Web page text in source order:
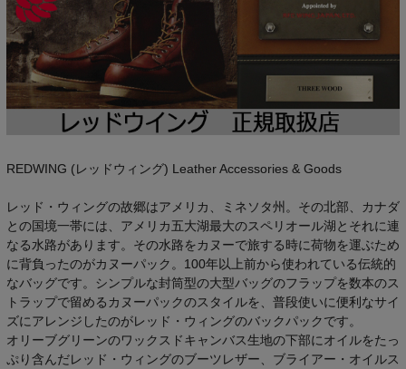
REDWING (レッドウィング) Leather Accessories & Goods
レッド・ウィングの故郷はアメリカ、ミネソタ州。その北部、カナダ
との国境一帯には、アメリカ五大湖最大のスペリオール湖とそれに連
なる水路があります。その水路をカヌーで旅する時に荷物を運ぶため
に背負ったのがカヌーパック。100年以上前から使われている伝統的
なバッグです。シンプルな封筒型の大型バッグのフラップを数本のス
トラップで留めるカヌーパックのスタイルを、普段使いに便利なサイ
ズにアレンジしたのがレッド・ウィングのバックパックです。
オリーブグリーンのワックスドキャンバス生地の下部にオイルをたっ
ぷり含んだレッド・ウィングのブーツレザー、ブライアー・オイルス